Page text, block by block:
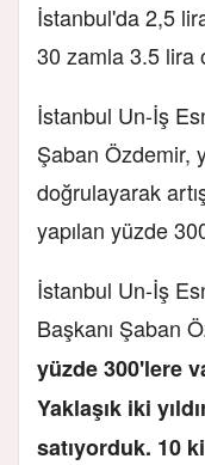
İstanbul'da 2,5
30 zamla 3.5 lira
İstanbul Un-İş
Şaban Özdemir,
doğrulayarak
yapılan yüzde
İstanbul Un-İş
Başkanı Şaban
yüzde 300'lere
Yaklaşık iki
satıyorduk. 10